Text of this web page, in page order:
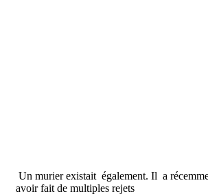
Un murier existait également. Il a
avoir fait de multiples rejets